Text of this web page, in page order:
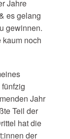
Jahre
es gelang
gewinnen.
noch
Jahr
Teil der
hat die
der